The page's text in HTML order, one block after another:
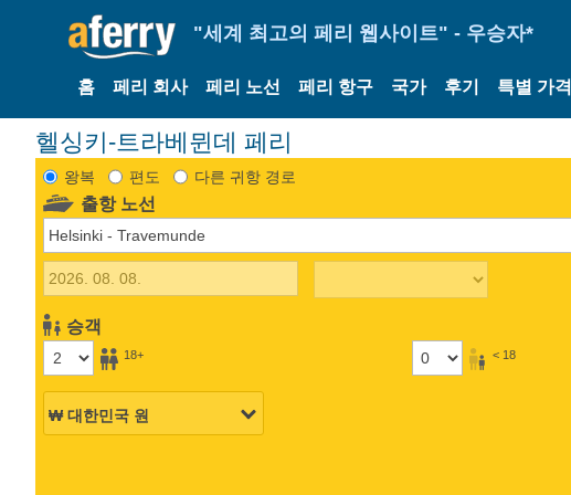
"세계 최고의 페리 웹사이트" - 우승자*
홈 페리 회사 페리 노선 페리 항구 국가 후기 특별 가격
헬싱키-트라베뮌데 페리
왕복 편도 다른 귀항 경로
출항 노선
승객
18+ < 18